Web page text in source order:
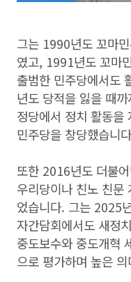
그는 1990년도 꼬마
였고, 1991년도 꼬마
출범한 민주당에서도
년도 당적을 잃을 때
정당에서 정치 활동
민주당을 창당했습니
또한 2016년도 더불
우리당이나 친노 친문
었습니다. 그는 2025
자간담회에서도 새정
중도보수와 중도개혁
으로 평가하며 높은